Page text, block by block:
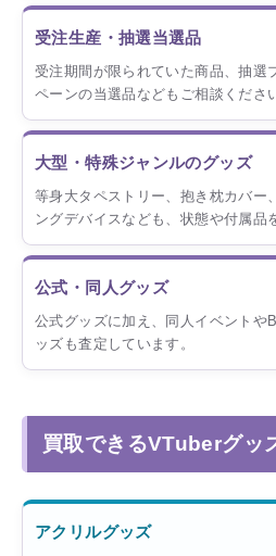
受注生産・抽選当選品
受注期間が限られていた商品、抽選
ペーンの当選品などもご相談くださ
大型・特殊ジャンルのグッズ
等身大タペストリー、抱き枕カバー
ングデバイスなども、状態や付属品
公式・同人グッズ
公式グッズに加え、同人イベントや
ッズも査定しています。
買取できるVTuberグッ
アクリルグッズ